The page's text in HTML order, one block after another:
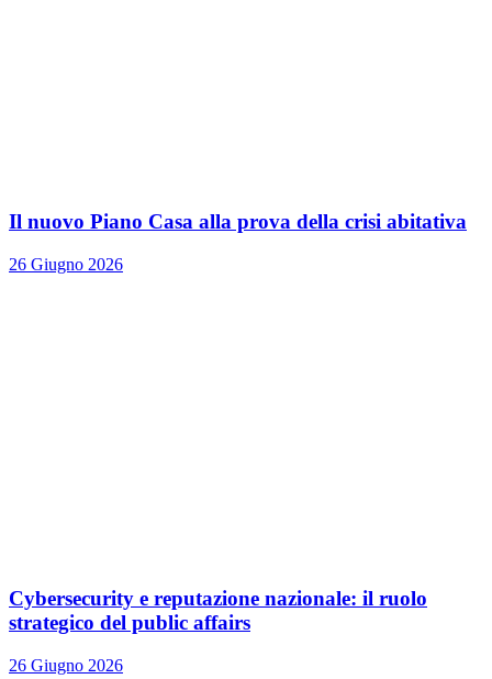
Il nuovo Piano Casa alla prova della crisi abitativa
26 Giugno 2026
Cybersecurity e reputazione nazionale: il ruolo
strategico del public affairs
26 Giugno 2026